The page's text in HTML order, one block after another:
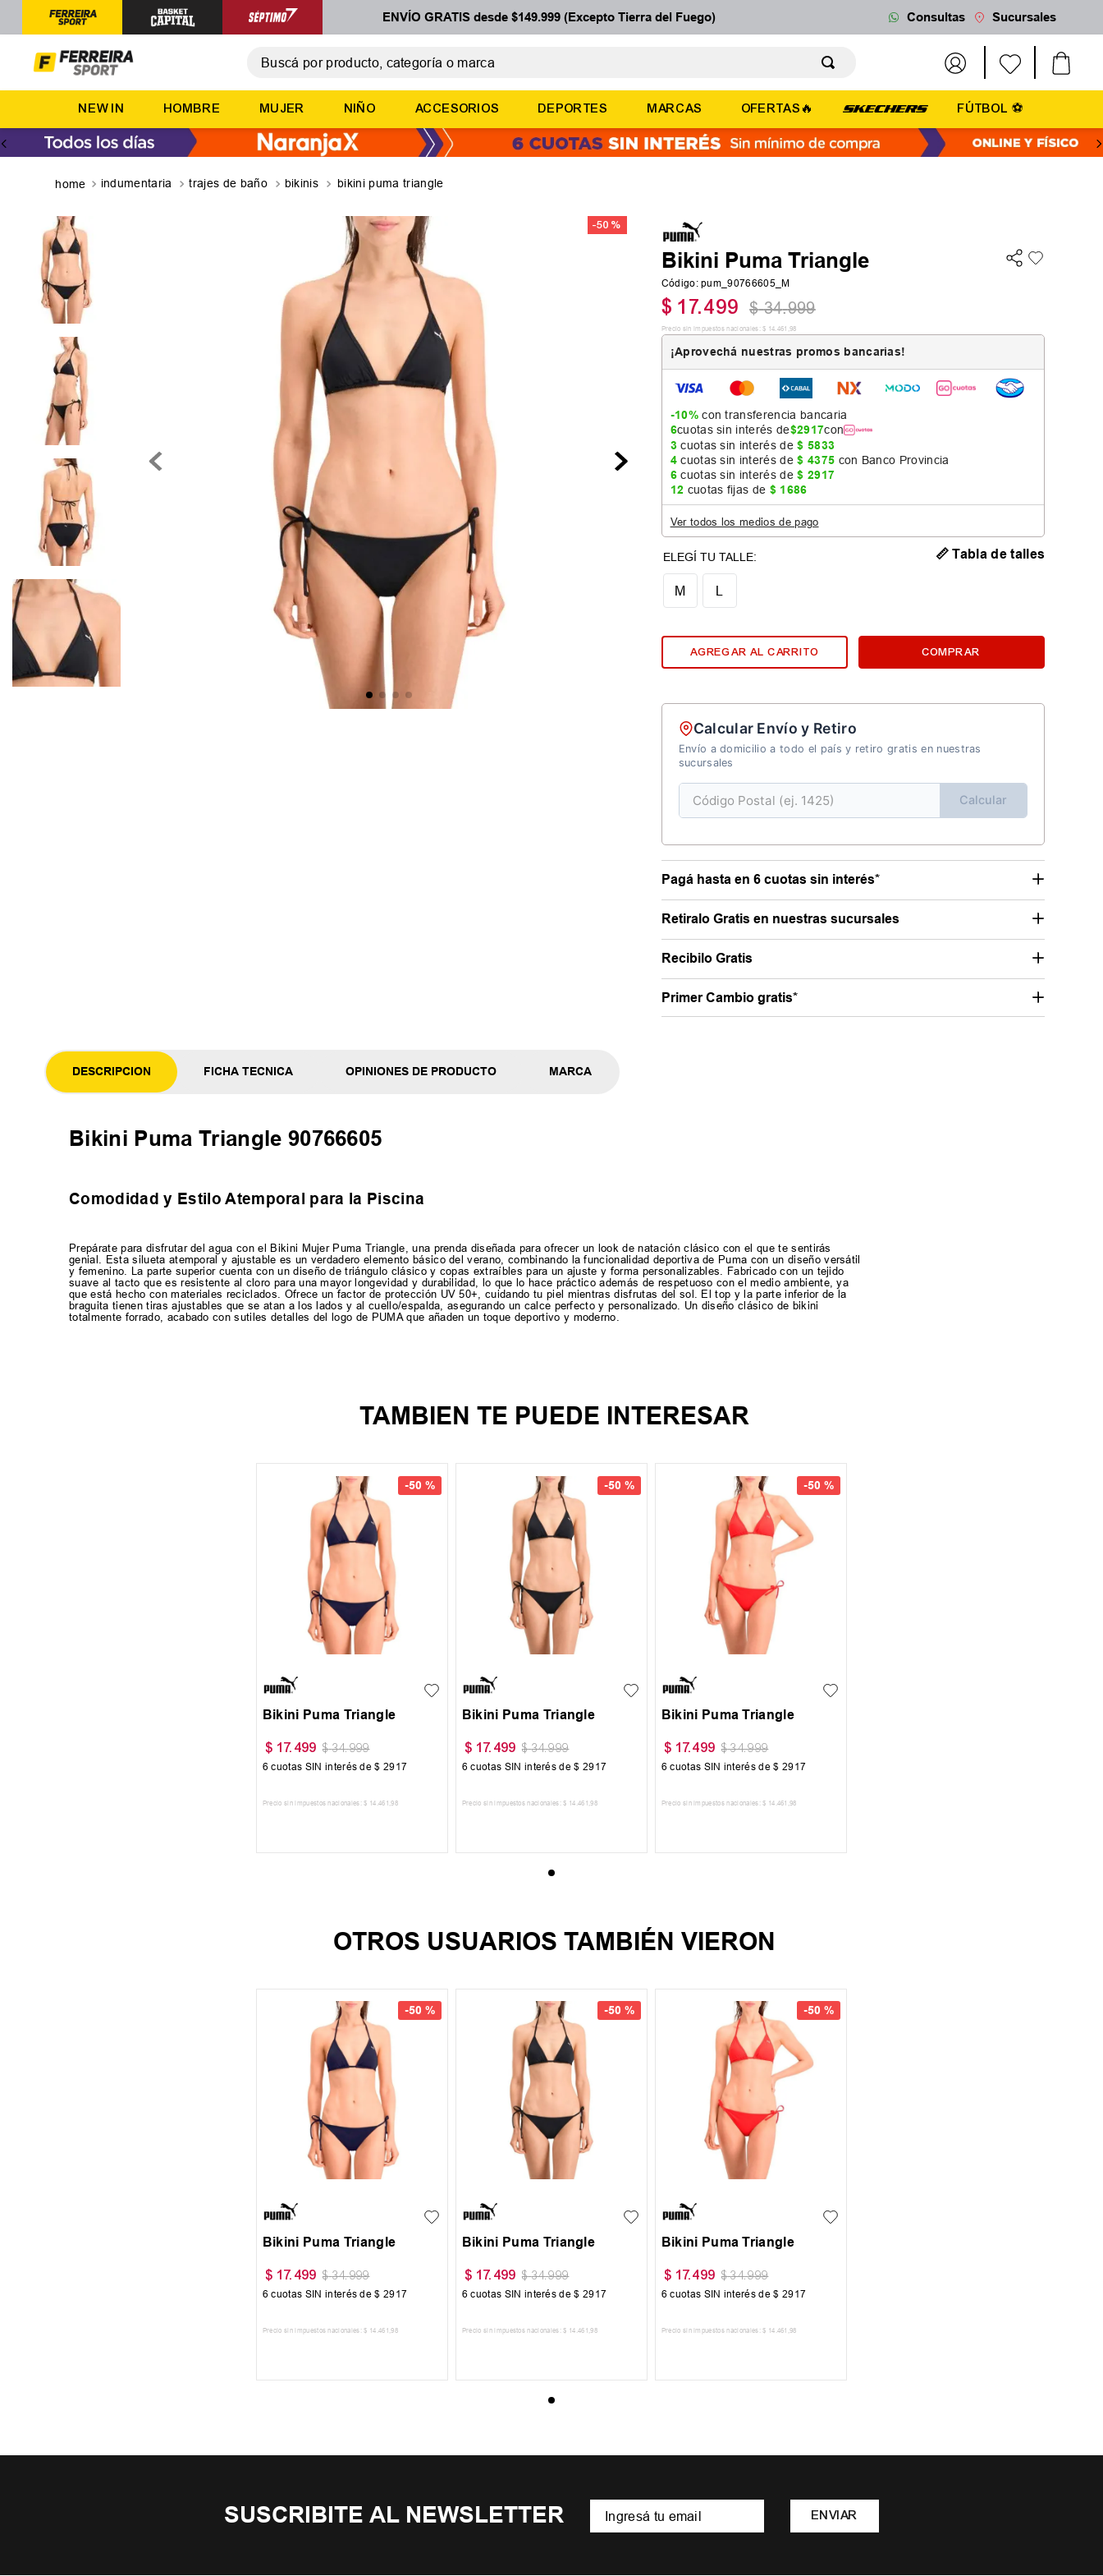
ENVÍO GRATIS desde $149.999 (Excepto Tierra del Fuego) Consultas Sucursales
NEW IN HOMBRE MUJER NIÑO ACCESORIOS DEPORTES MARCAS OFERTAS🔥 FÚTBOL ⚽
indumentaria trajes de baño bikinis bikini puma triangle
-50 %
Bikini Puma Triangle
Código:pum_90766605_M
$ 17.499 $ 34.999
Precio sin impuestos nacionales: $ 14.461 ,98
¡Aprovechá nuestras promos bancarias!
-10%con transferencia bancaria
6cuotas sin interés de$2917con
3cuotas sin interés de$ 5833
4cuotas sin interés de$ 4375 con Banco Provincia
6cuotas sin interés de$ 2917
12 cuotas fijas de $ 1686
Ver todos los medios de pago
L
M
📏 Tabla de talles
AGREGAR AL CARRITO COMPRAR
Calcular Envío y Retiro
Envío a domicilio a todo el país y retiro gratis en nuestras
sucursales
Calcular
Pagá hasta en 6 cuotas sin interés*
Retiralo Gratis en nuestras sucursales
Recibilo Gratis
Primer Cambio gratis*
DESCRIPCION FICHA TECNICA OPINIONES DE PRODUCTO MARCA
Bikini Puma Triangle 90766605
Comodidad y Estilo Atemporal para la Piscina
Prepárate para disfrutar del agua con el Bikini Mujer Puma Triangle, una prenda diseñada para ofrecer un look de natación clásico con el que te sentirás
genial. Esta silueta atemporal y ajustable es un verdadero elemento básico del verano, combinando la funcionalidad deportiva de Puma con un diseño versátil
y femenino. La parte superior cuenta con un diseño de triángulo clásico y copas extraíbles para un ajuste y forma personalizables. Fabricado con un tejido
suave al tacto que es resistente al cloro para una mayor longevidad y durabilidad, lo que lo hace práctico además de respetuoso con el medio ambiente, ya
que está hecho con materiales reciclados. Ofrece un factor de protección UV 50+, cuidando tu piel mientras disfrutas del sol. El top y la parte inferior de la
braguita tienen tiras ajustables que se atan a los lados y al cuello/espalda, asegurando un calce perfecto y personalizado. Un diseño clásico de bikini
totalmente forrado, acabado con sutiles detalles del logo de PUMA que añaden un toque deportivo y moderno.
TAMBIEN TE PUEDE INTERESAR
-50 %
Bikini Puma Triangle
$ 17. 499 $ 34.999
6 cuotas SIN interés de$ 2917
Precio sin impuestos nacionales: $ 14 .461 ,98
-50 %
Bikini Puma Triangle
$ 17. 499 $ 34.999
6 cuotas SIN interés de$ 2917
Precio sin impuestos nacionales: $ 14 .461 ,98
-50 %
Bikini Puma Triangle
$ 17.499 $ 34.999
6 cuotas SIN interés de$ 2917
Precio sin impuestos nacionales: $ 14 .461 ,98
OTROS USUARIOS TAMBIÉN VIERON
-50 %
Bikini Puma Triangle
$ 17. 499 $ 34.999
6 cuotas SIN interés de$ 2917
Precio sin impuestos nacionales: $ 14 .461 ,98
-50 %
Bikini Puma Triangle
$ 17. 499 $ 34.999
6 cuotas SIN interés de$ 2917
Precio sin impuestos nacionales: $ 14 .461 ,98
-50 %
Bikini Puma Triangle
$ 17.499 $ 34.999
6 cuotas SIN interés de$ 2917
Precio sin impuestos nacionales: $ 14 .461 ,98
SUSCRIBITE AL NEWSLETTER ENVIAR
TÉRMINOS MÁS BUSCADOS
2
zapatillas
3.
basquet
5
zapatillas adidas